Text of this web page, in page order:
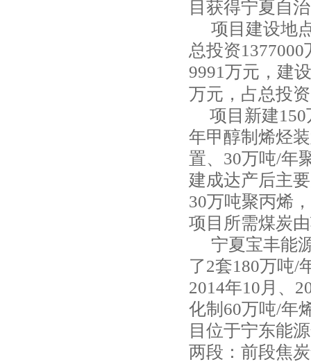
目获得宁夏自
项目建设地
总投资
9991万元，建
万元，占总投
项目新建
年甲醇制烯烃
置、30万吨/年
建成达产后主
30万吨聚丙烯
项目所需煤炭
宁夏宝丰能
了2套180万吨/
2014年10月、
化制60万吨/年
目位于宁东能
两段：前段焦